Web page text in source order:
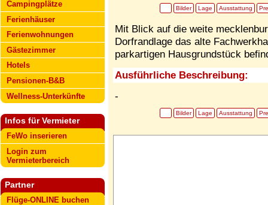
Campingplätze
Ferienhäuser
Ferienwohnungen
Gästezimmer
Hotels
Pensionen-B&B
Wellness-Unterkünfte
Infos für Vermieter
FeWo inserieren
Login zum
Vermieterbereich
Partner
Flüge-ONLINE buchen
Bilder Lage Ausstattung
Mit Blick auf die weite
Dorfrandlage das alte
parkartigen Hausgrundstück
Ausführliche Beschreibung:
-
Bilder Lage Ausstattung